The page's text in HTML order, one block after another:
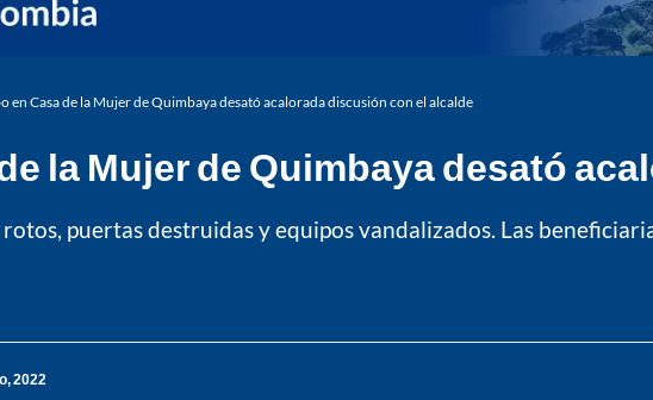
en Casa de la Mujer de Quimbaya desató acalorada discusión con el alcalde
la Mujer de Quimbaya desató
puertas destruidas y equipos vandalizados. Las
2022